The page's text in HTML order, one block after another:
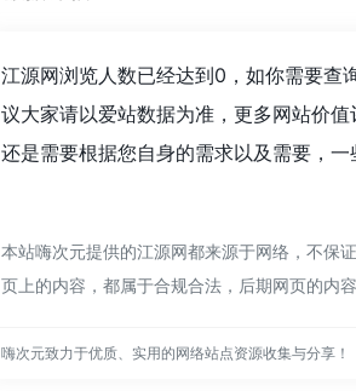
江源网浏览人数已经达到0，如你需要查
议大家请以爱站数据为准，更多网站价
还是需要根据您自身的需求以及需要，
本站嗨次元提供的江源网都来源于网络，不保
页上的内容，都属于合规合法，后期网页的内
嗨次元致力于优质、实用的网络站点资源收集与分享！